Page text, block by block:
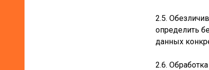
2.5.
определить
данных
2.6.